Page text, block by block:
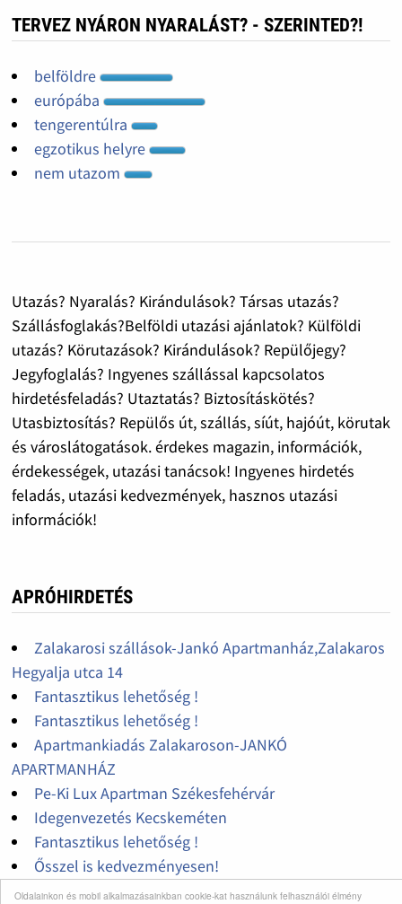
Oldalainkon és mobil alkalmazásainkban cookie-kat használunk felhasználói élmény
TERVEZ NYÁRON NYARALÁST? - SZERINTED?!
belföldre
európába
tengerentúlra
egzotikus helyre
nem utazom
Utazás? Nyaralás? Kirándulások? Társas utazás?
Szállásfoglakás?Belföldi utazási ajánlatok? Külföldi
utazás? Körutazások? Kirándulások? Repülőjegy?
Jegyfoglalás? Ingyenes szállással kapcsolatos
hirdetésfeladás? Utaztatás? Biztosításkötés?
Utasbiztosítás? Repülős út, szállás, síút, hajóút, körutak
és városlátogatások. érdekes magazin, információk,
érdekességek, utazási tanácsok! Ingyenes hirdetés
feladás, utazási kedvezmények, hasznos utazási
információk!
APRÓHIRDETÉS
Zalakarosi szállások-Jankó Apartmanház,Zalakaros
Hegyalja utca 14
Fantasztikus lehetőség !
Fantasztikus lehetőség !
Apartmankiadás Zalakaroson-JANKÓ
APARTMANHÁZ
Pe-Ki Lux Apartman Székesfehérvár
Idegenvezetés Kecskeméten
Fantasztikus lehetőség !
Ősszel is kedvezményesen!
Havas Apartman egy olyan egri szálláshely, ahol az